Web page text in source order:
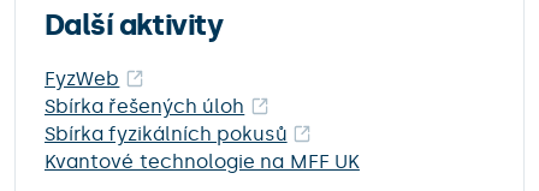
Další aktivity
FyzWeb
Sbírka řešených úloh
Sbírka fyzikálních pokusů
Kvantové technologie na MFF UK